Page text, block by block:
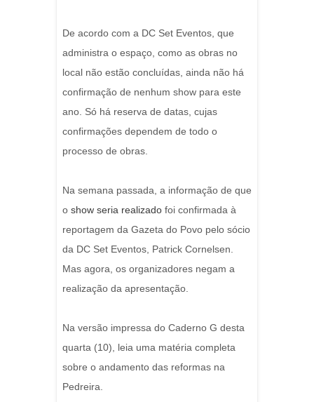
De acordo com a DC Set Eventos, que
administra o espaço, como as obras no
local não estão concluídas, ainda não há
confirmação de nenhum show para este
ano. Só há reserva de datas, cujas
confirmações dependem de todo o
processo de obras.
Na semana passada, a informação de que
o show seria realizado foi confirmada à
reportagem da Gazeta do Povo pelo sócio
da DC Set Eventos, Patrick Cornelsen.
Mas agora, os organizadores negam a
realização da apresentação.
Na versão impressa do Caderno G desta
quarta (10), leia uma matéria completa
sobre o andamento das reformas na
Pedreira.